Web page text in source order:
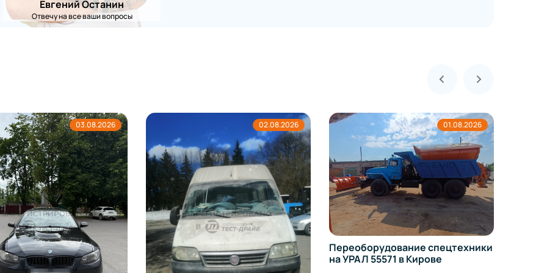
Евгений Останин
Отвечу на все ваши вопросы
03.08.2026 02.08.2026 01.08.2026
Переоборудование спецтехники
на УРАЛ 55571 в Кирове